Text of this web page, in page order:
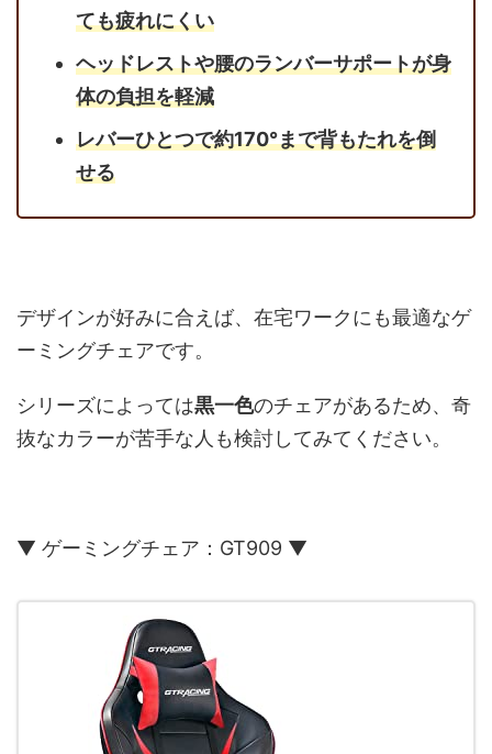
ても疲れにくい
ヘッドレストや腰のランバーサポートが身
体の負担を軽減
レバーひとつで約170°まで背もたれを倒
せる
デザインが好みに合えば、在宅ワークにも最適なゲ
ーミングチェアです。
シリーズによっては黒一色のチェアがあるため、奇
抜なカラーが苦手な人も検討してみてください。
▼ ゲーミングチェア：GT909 ▼